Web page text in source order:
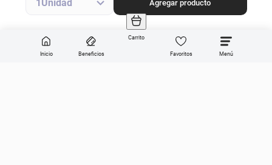
Inicio Beneficios
Carrito
Favoritos
1 Agregar producto